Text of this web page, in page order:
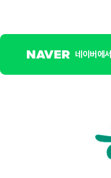
네이버에